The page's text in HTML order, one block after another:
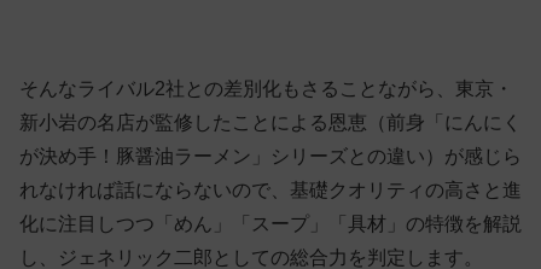
そんなライバル2社との差別化もさることながら、東京・
新小岩の名店が監修したことによる恩恵（前身「にんにく
が決め手！豚醤油ラーメン」シリーズとの違い）が感じら
れなければ話にならないので、基礎クオリティの高さと進
化に注目しつつ「めん」「スープ」「具材」の特徴を解説
し、ジェネリック二郎としての総合力を判定します。